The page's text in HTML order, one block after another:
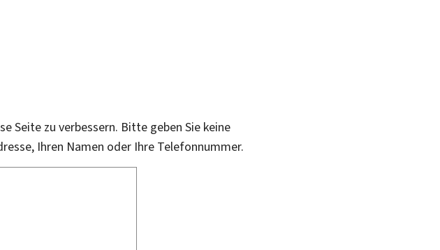
Seite zu verbessern. Bitte geben Sie keine
Ihren Namen oder Ihre Telefonnummer.